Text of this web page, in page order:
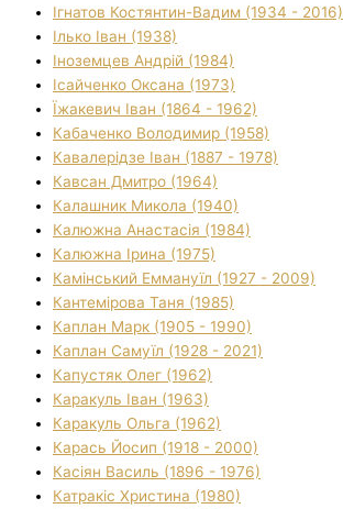
Ігнатов Костянтин-Вадим (1934 - 2016)
Ілько Іван (1938)
Іноземцев Андрій (1984)
Ісайченко Оксана (1973)
Їжакевич Іван (1864 - 1962)
Кабаченко Володимир (1958)
Кавалерідзе Іван (1887 - 1978)
Кавсан Дмитро (1964)
Калашник Микола (1940)
Калюжна Анастасія (1984)
Калюжна Ірина (1975)
Камінський Еммануїл (1927 - 2009)
Кантемірова Таня (1985)
Каплан Марк (1905 - 1990)
Каплан Самуїл (1928 - 2021)
Капустяк Олег (1962)
Каракуль Іван (1963)
Каракуль Ольга (1962)
Карась Йосип (1918 - 2000)
Касіян Василь (1896 - 1976)
Катракіс Христина (1980)